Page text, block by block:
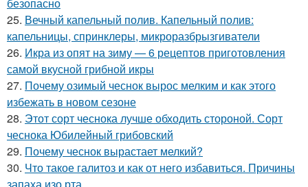
25. Вечный капельный полив. Капельный полив:
капельницы, спринклеры, микроразбрызгиватели
26. Икра из опят на зиму — 6 рецептов приготовления
самой вкусной грибной икры
27. Почему озимый чеснок вырос мелким и как этого
избежать в новом сезоне
28. Этот сорт чеснока лучше обходить стороной. Сорт
чеснока Юбилейный грибовский
29. Почему чеснок вырастает мелкий?
30. Что такое галитоз и как от него избавиться. Причины
запаха изо рта